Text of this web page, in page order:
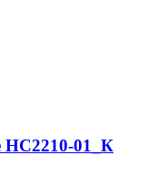
HC2210-01_К